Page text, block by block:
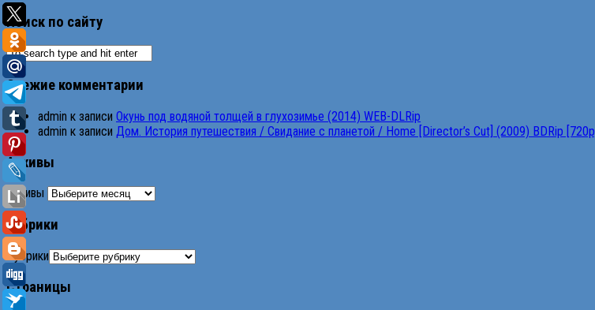
Поиск по сайту
Свежие комментарии
admin к записи Окунь под водяной толщей в глухозимье (2014) WEB-DLRip
admin к записи Дом. История путешествия / Свидание с планетой / Home [Director’s Cut] (2009) BDRip [720p]
Архивы
Архивы
Рубрики
Рубрики
Страницы